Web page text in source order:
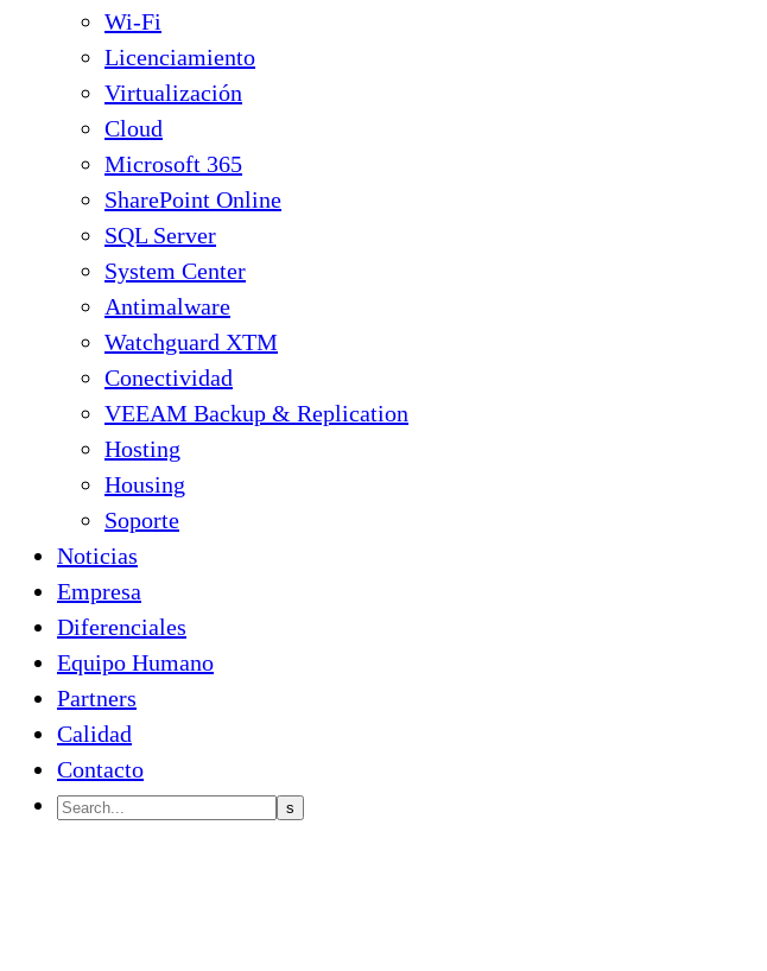
Wi-Fi
Licenciamiento
Virtualización
Cloud
Microsoft 365
SharePoint Online
SQL Server
System Center
Antimalware
Watchguard XTM
Conectividad
VEEAM Backup & Replication
Hosting
Housing
Soporte
Noticias
Empresa
Diferenciales
Equipo Humano
Partners
Calidad
Contacto